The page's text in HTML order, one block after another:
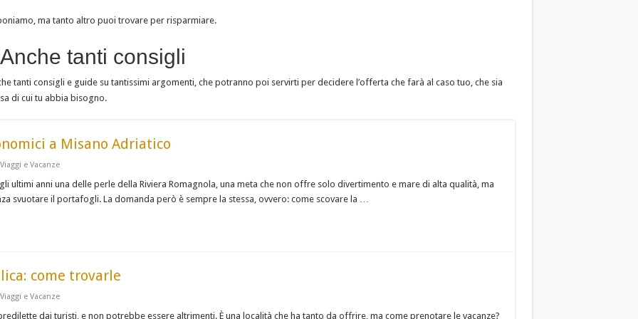
ma tanto altro puoi trovare per risparmiare.
tanti consigli
tanti consigli e guide su tantissimi argomenti, che potranno poi servirti per decidere l’offerta che farà al caso tuo, che sia
di cui tu abbia bisogno.
a Misano Adriatico
Viaggi e Vacanze
ultimi anni una delle perle della Riviera Romagnola, una meta che non offre solo divertimento e mare di alta qualità, ma
svuotare il portafogli. La domanda però è sempre la stessa, ovvero: come scovare la …
come trovarle
Viaggi e Vacanze
dai turisti, e non potrebbe essere altrimenti. È una località che ha tanto da offrire, ma come prenotare le vacanze?